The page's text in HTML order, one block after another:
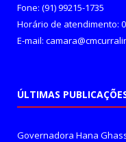
Fone: (91) 99215-1735
Horário de atendimento:
E-mail:
ÚLTIMAS
Governadora Hana